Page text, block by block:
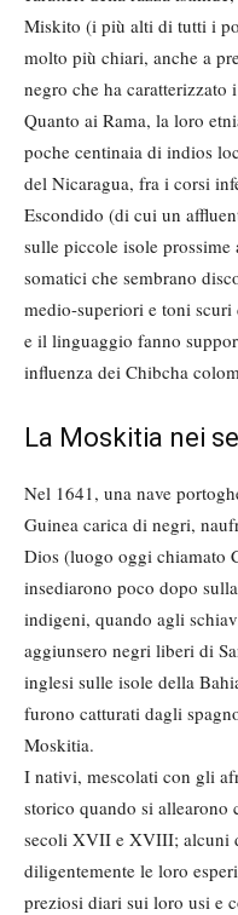
Miskito (i più alti di tutti i
molto più chiari, anche a
negro che ha caratterizzato
Quanto ai Rama, la loro
poche centinaia di indios
del Nicaragua, fra i corsi
Escondido (di cui un
sulle piccole isole prossime
somatici che sembrano
medio-superiori e toni
e il linguaggio fanno
influenza dei Chibcha
La Moskitia nei
Nel 1641, una nave
Guinea carica di negri,
Dios (luogo oggi chiamato
insediarono poco dopo
indigeni, quando agli
aggiunsero negri liberi di
inglesi sulle isole della
furono catturati dagli
Moskitia.
I nativi, mescolati con gli
storico quando si
secoli XVII e XVIII; alcuni
diligentemente le loro
preziosi diari sui loro usi e